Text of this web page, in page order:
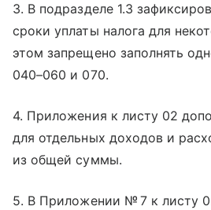
3. В подразделе 1.3
сроки уплаты налога для
этом запрещено заполнять
040–060 и 070.
4. Приложения к листу 02
для отдельных доходов и
из общей суммы.
5. В Приложении № 7 к листу